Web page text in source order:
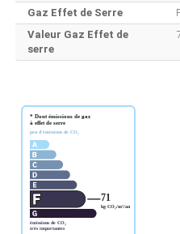
Gaz Effet de Serre
Valeur Gaz Effet de
serre